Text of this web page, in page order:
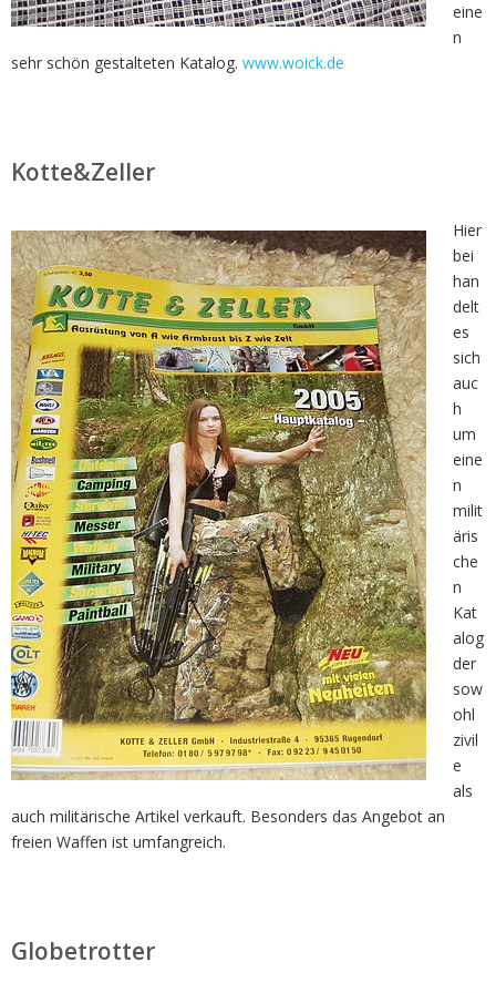
eine
n
sehr schön gestalteten Katalog. www.woick.de
Kotte&Zeller
Hier
bei
han
delt
es
sich
auc
h
um
eine
n
milit
äris
che
n
Kat
alog
der
sow
ohl
zivil
e
als
auch militärische Artikel verkauft. Besonders das Angebot an
freien Waffen ist umfangreich.
Globetrotter